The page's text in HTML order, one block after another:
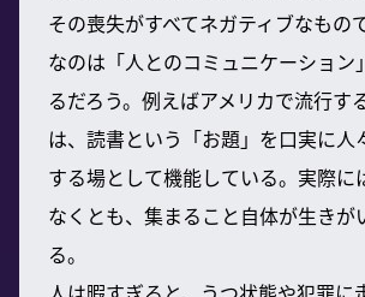
その喪失がすべてネガティブなもの
なのは「人とのコミュニケーション
るだろう。例えばアメリカで流行す
は、読書という「お題」を口実に人
する場として機能している。実際に
なくとも、集まること自体が生きが
る。